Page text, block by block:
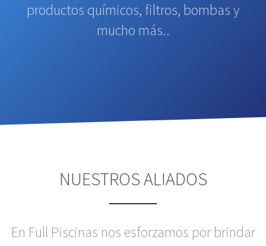
productos químicos, filtros, bombas y
mucho más..
NUESTROS ALIADOS
En Full Piscinas nos esforzamos por brindar